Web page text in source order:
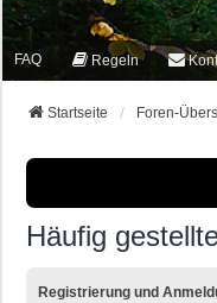
FAQ Regeln
Startseite Foren-
Häufig
Registrierung und